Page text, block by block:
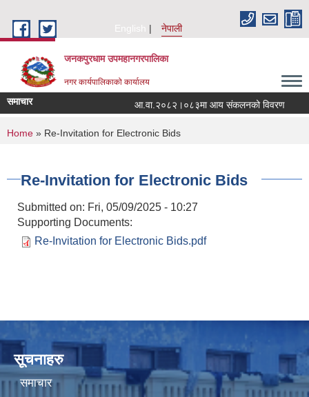
English
नेपाली
जनकपुरधाम उपमहानगरपालिका
नगर कार्यपालिकाको कार्यालय
समाचार आ.वा.२०८२।०८३मा आय संकलनको विवरण
You are here
Home » Re-Invitation for Electronic Bids
Re-Invitation for Electronic Bids
Submitted on: Fri, 05/09/2025 - 10:27
Supporting Documents:
Re-Invitation for Electronic Bids.pdf
सूचनाहरु
समाचार